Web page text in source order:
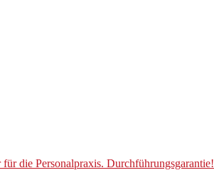
die Personalpraxis. Durchführungsgarantie!